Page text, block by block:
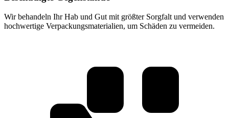
Wir behandeln Ihr Hab und Gut mit größter Sorgfalt und verwenden
hochwertige Verpackungsmaterialien, um Schäden zu vermeiden.